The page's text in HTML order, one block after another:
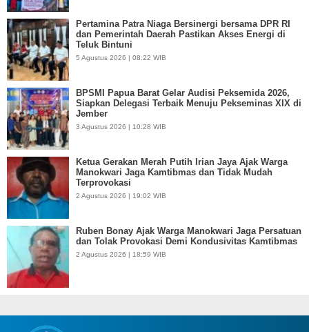
Pertamina Patra Niaga Bersinergi bersama DPR RI
dan Pemerintah Daerah Pastikan Akses Energi di
Teluk Bintuni
5 Agustus 2026 | 08:22 WIB
BPSMI Papua Barat Gelar Audisi Peksemida 2026,
Siapkan Delegasi Terbaik Menuju Pekseminas XIX di
Jember
3 Agustus 2026 | 10:28 WIB
Ketua Gerakan Merah Putih Irian Jaya Ajak Warga
Manokwari Jaga Kamtibmas dan Tidak Mudah
Terprovokasi
2 Agustus 2026 | 19:02 WIB
Ruben Bonay Ajak Warga Manokwari Jaga Persatuan
dan Tolak Provokasi Demi Kondusivitas Kamtibmas
2 Agustus 2026 | 18:59 WIB